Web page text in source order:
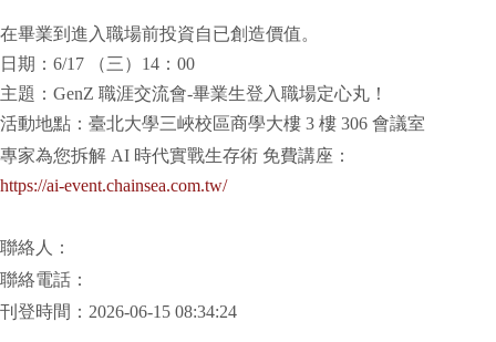
在畢業到進入職場前投資自已創造價值。
日期：6/17 （三）14：00
主題：GenZ 職涯交流會-畢業生登入職場定心丸！
活動地點：臺北大學三峽校區商學大樓 3 樓 306 會議室
專家為您拆解 AI 時代實戰生存術 免費講座：
https://ai-event.chainsea.com.tw/
聯絡人：
聯絡電話：
刊登時間：2026-06-15 08:34:24